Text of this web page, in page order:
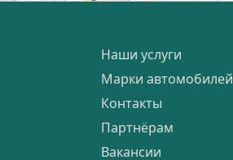
Наши услуги
Марки автомобилей
Контакты
Партнёрам
Вакансии